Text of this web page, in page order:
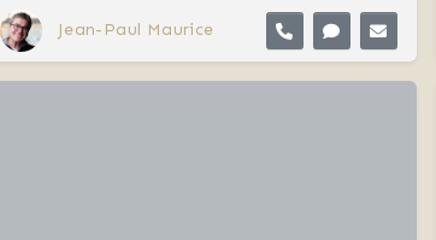
Jean-Paul Maurice